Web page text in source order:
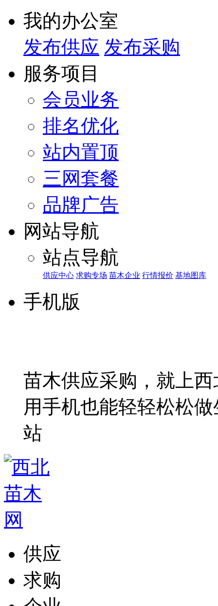
我的办公室
发布供应 发布采购
服务项目
会员业务
排名优化
站内置顶
三网套餐
品牌广告
网站导航
站点导航
供应中心 求购专场 苗木企业 行情报价 基地图库
手机版
苗木供应采购，就上
用手机也能轻轻松松
站
供应
求购